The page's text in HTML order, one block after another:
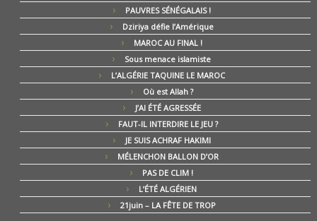
PAUVRES SÉNÉGALAIS !
Dziriya défie l’Amérique
MAROC AU FINAL !
Sous menace islamiste
L’ALGÉRIE TAQUINE LE MAROC
Où est Allah ?
J’AI ÉTÉ AGRESSÉE
FAUT-IL INTERDIRE LE JEU ?
JE SUIS ACHRAF HAKIMI
MÉLENCHON BALLON D’OR
PAS DE CLIM !
L’ÉTÉ ALGÉRIEN
21juin – LA FÊTE DE TROP